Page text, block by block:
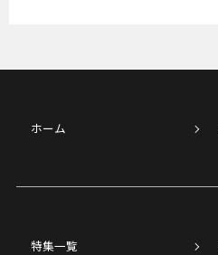
ホーム
特集一覧